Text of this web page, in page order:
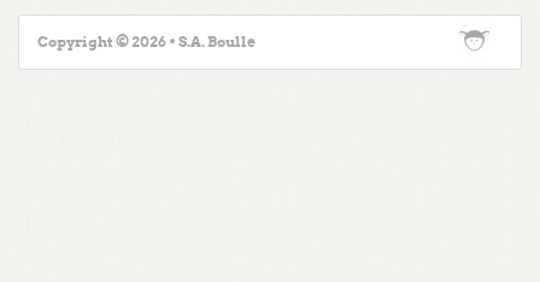
Copyright © 2026 • S.A. Boulle